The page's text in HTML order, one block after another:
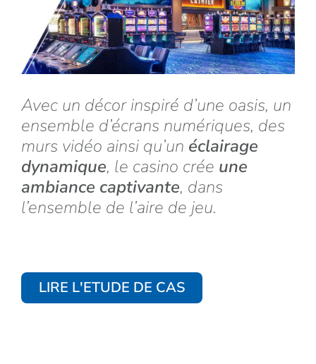
Avec un décor inspiré d’une oasis, un
ensemble d’écrans numériques, des
murs vidéo ainsi qu’un éclairage
dynamique, le casino crée une
ambiance captivante, dans
l’ensemble de l’aire de jeu.
LIRE L'ETUDE DE CAS